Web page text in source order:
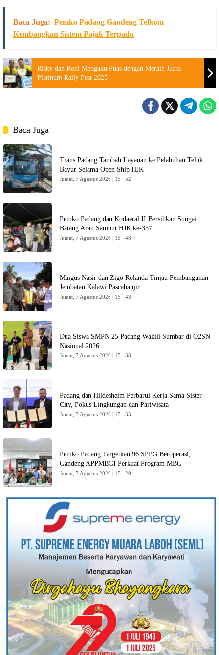
Baca Juga: Pemko Padang Gandeng Telkom
Kembangkan Sistem Pajak Terpadu
Risky dan Roni Mengaku Puas dengan Meraih Juara
Platinum Rally Fest 2025
Baca Juga
Trans Padang Tambah Layanan ke Pelabuhan Teluk
Bayur Selama Open Ship HJK
Jumat, 7 Agustus 2026 | 15 : 52
Pemko Padang dan Kodaeral II Bersihkan Sungai
Batang Arau Sambut HJK ke-357
Jumat, 7 Agustus 2026 | 15 : 48
Maigus Nasir dan Zigo Rolanda Tinjau Pembangunan
Jembatan Kalawi Pascabanjir
Jumat, 7 Agustus 2026 | 15 : 43
Dua Siswa SMPN 25 Padang Wakili Sumbar di O2SN
Nasional 2026
Jumat, 7 Agustus 2026 | 15 : 38
Padang dan Hildesheim Perbarui Kerja Sama Sister
City, Fokus Lingkungan dan Pariwisata
Jumat, 7 Agustus 2026 | 15 : 33
Pemko Padang Targetkan 96 SPPG Beroperasi,
Gandeng APPMBGI Perkuat Program MBG
Jumat, 7 Agustus 2026 | 15 : 29